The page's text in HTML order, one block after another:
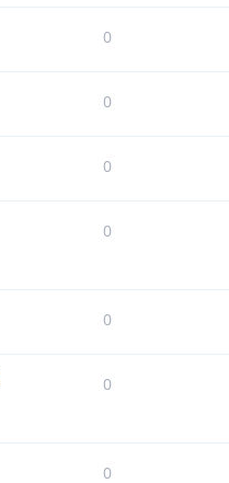
0
0
0
0
0
0
0